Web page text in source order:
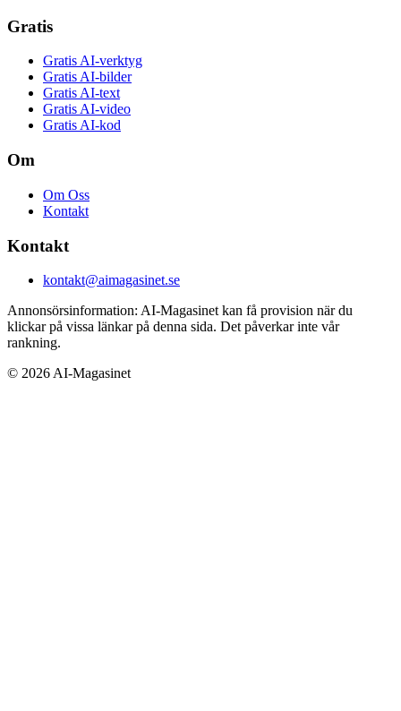
Gratis
Gratis AI-verktyg
Gratis AI-bilder
Gratis AI-text
Gratis AI-video
Gratis AI-kod
Om
Om Oss
Kontakt
Kontakt
kontakt@aimagasinet.se
Annonsörsinformation: AI-Magasinet kan få provision när du
klickar på vissa länkar på denna sida. Det påverkar inte vår
rankning.
© 2026 AI-Magasinet